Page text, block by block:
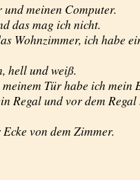
meinen Computer.
das mag ich nicht.
Wohnzimmer, ich habe
hell und weiß.
Tür habe ich mein
Regal und vor dem Regal
von dem Zimmer.